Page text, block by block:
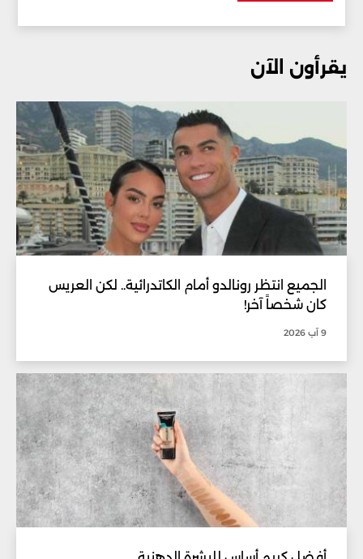
يقرأون الآن
الجميع انتظر رونالدو أمام الكاتدرائية.. لكن العريس
كان شخصاً آخر!
9 آب 2026